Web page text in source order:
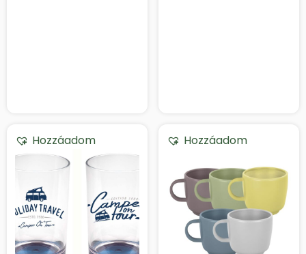
Hozzáadom Hozzáadom